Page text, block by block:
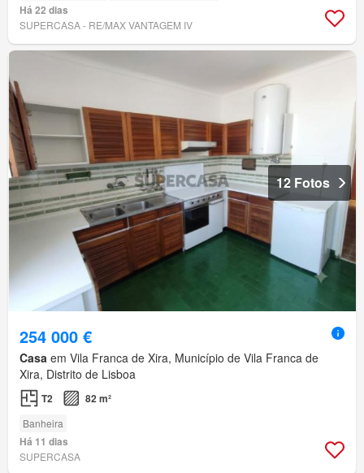
Há 22 dias
SUPERCASA - RE/MAX VANTAGEM IV
12 Fotos
254 000 €
Casa em Vila Franca de Xira, Município de Vila Franca de
Xira, Distrito de Lisboa
T2 82 m²
Banheira
Há 11 dias
SUPERCASA